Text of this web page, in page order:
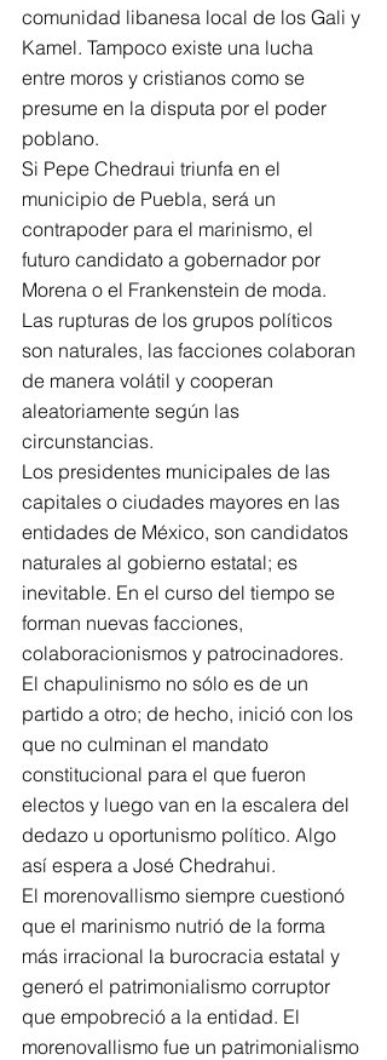
comunidad libanesa local de los Gali y
Kamel. Tampoco existe una lucha
entre moros y cristianos como se
presume en la disputa por el poder
poblano.
Si Pepe Chedraui triunfa en el
municipio de Puebla, será un
contrapoder para el marinismo, el
futuro candidato a gobernador por
Morena o el Frankenstein de moda.
Las rupturas de los grupos políticos
son naturales, las facciones colaboran
de manera volátil y cooperan
aleatoriamente según las
circunstancias.
Los presidentes municipales de las
capitales o ciudades mayores en las
entidades de México, son candidatos
naturales al gobierno estatal; es
inevitable. En el curso del tiempo se
forman nuevas facciones,
colaboracionismos y patrocinadores.
El chapulinismo no sólo es de un
partido a otro; de hecho, inició con los
que no culminan el mandato
constitucional para el que fueron
electos y luego van en la escalera del
dedazo u oportunismo político. Algo
así espera a José Chedrahui.
El morenovallismo siempre cuestionó
que el marinismo nutrió de la forma
más irracional la burocracia estatal y
generó el patrimonialismo corruptor
que empobreció a la entidad. El
morenovallismo fue un patrimonialismo